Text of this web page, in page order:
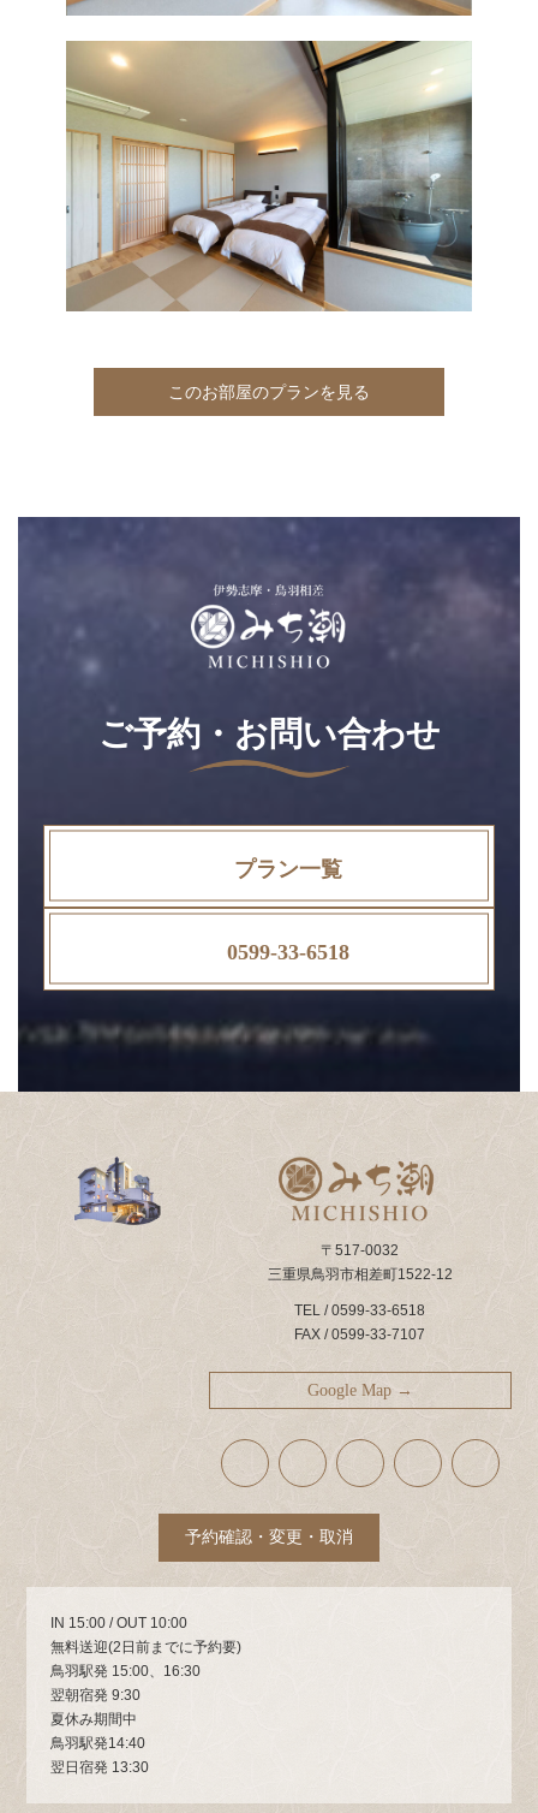
このお部屋のプランを見る
ご予約・お問い合わせ
プラン一覧
0599-33-6518
〒517-0032
三重県鳥羽市相差町1522-12
TEL / 0599-33-6518
FAX / 0599-33-7107
Google Map →
ア
イ
コ
ン
ン
ク
ア
イ
コ
ン
ン
ク
ア
イ
コ
ン
ン
ク
ア
イ
コ
ン
ア
イ
コ
ン
予約確認・変更・取消
IN 15:00 / OUT 10:00
無料送迎(2日前までに予約要)
鳥羽駅発 15:00、16:30
翌朝宿発 9:30
夏休み期間中
鳥羽駅発14:40
翌日宿発 13:30